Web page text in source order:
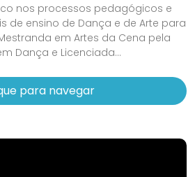
nos processos pedagógicos e
de ensino de Dança e de Arte para
em Artes da Cena pela
Dança e Licenciada...
para navegar